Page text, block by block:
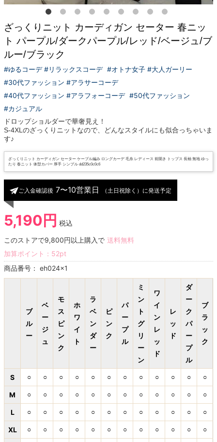
ざっくりニット カーディガン セーター 春ニッ
ト パープル/ダークパープル/レッド/ベージュ/ブ
ルー/ブラック
#ゆるコーデ #リラックスコーデ #オトナ女子 #大人ガーリー
#30代ファッション #アラサーコーデ
#40代ファッション #アラフォーコーデ #50代ファッション
#カジュアル
ドロップショルダーで華奢見え！
S-4XLのざっくりニットなので、どんなスタイルにも似合っちゃいま
す♪
ざっくりニット カーディガン セーター ケーブル編み ロングカーデ 毛糸 レディース 前開き トップス 長袖 無地 ゆっ
たり 春ニット 体型カバー 厚手 シンプル dd235c0c0c6
ご入金確認後 7〜10営業日 （土日祝除く）に発送予定
5,190円 税込
このストアで9,800円以上購入で 送料無料
加算ポイント： 52pt
商品番号： eh024x1
ブ
ル
ー
ベ
ー
ジ
ュ
モ
ス
ピ
ン
ク
ホ
ワ
イ
ト
ラ
ベ
ン
ダ
ー
ピ
ン
ク
パ
ー
プ
ル
ミ
ン
ト
グ
リ
ー
ン
ワ
イ
ン
レ
ッ
ド
レ
ッ
ド
ダ
ー
ク
パ
ー
プ
ル
ブ
ラ
ッ
ク
S ○ ○ ○ ○ ○ ○ ○ ○ ○ ○ ○ ○
M ○ ○ ○ ○ ○ ○ ○ ○ ○ ○ ○ ○
L ○ ○ ○ ○ ○ ○ ○ ○ ○ ○ ○ ○
XL ○ ○ ○ ○ ○ ○ ○ ○ ○ ○ ○ ○